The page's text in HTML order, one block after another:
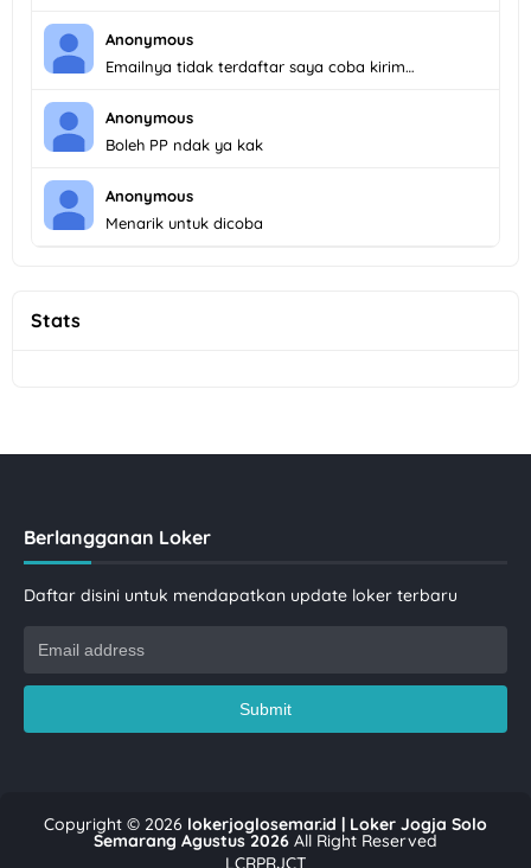
Anonymous
Emailnya tidak terdaftar saya coba kirim…
Anonymous
Boleh PP ndak ya kak
Anonymous
Menarik untuk dicoba
Stats
Berlangganan Loker
Daftar disini untuk mendapatkan update loker terbaru
Copyright © 2026 lokerjoglosemar.id | Loker Jogja Solo
Semarang Agustus 2026 All Right Reserved
LCRPRJCT